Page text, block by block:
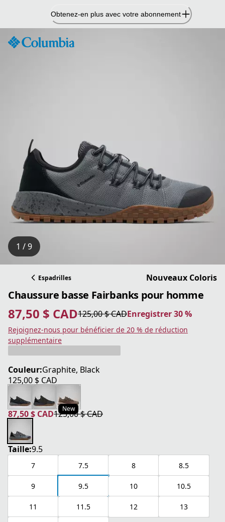
contenu
Obtenez-en plus avec votre abonnement
1 / 9
Espadrilles Nouveaux Coloris
Chaussure basse Fairbanks pour homme
87,50 $ CAD
prix actuel 87,50 $ CAD125,00 $ CAD
prix original 125,00 $ CAD Enregistrer 30 %
Enregistrer 30 %
Rejoignez-nous pour bénéficier de 20 % de réduction
supplémentaire
Couleur:Graphite, Black
125,00 $ CAD
prix actuel 125,00 $ CAD
New
87,50 $ CAD
prix actuel 87,50 $ CAD
125,00 $ CAD
prix original 125,00 $ CAD
Taille:9.5
7 7.5 8 8.5
9 9.5 10 10.5
11 11.5 12 13